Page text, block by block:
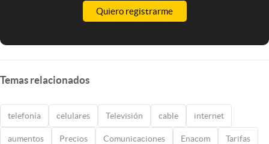
Quiero registrarme
Temas relacionados
telefonía celulares Televisión cable internet
aumentos Precios Comunicaciones Enacom Tarifas